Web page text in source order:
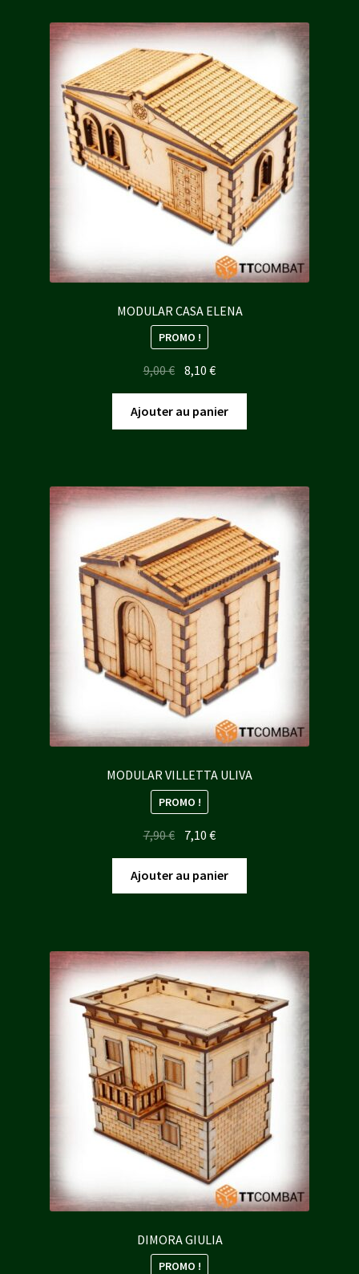
MODULAR CASA ELENA
PROMO !
9,00€ Le
prix
initial
était :
8,10€Le
prix
actuel
est :
Ajouter au panier
MODULAR VILLETTA ULIVA
PROMO !
7,90€ Le
initial
était :
7,10€Le
actuel
est :
Ajouter au panier
DIMORA GIULIA
PROMO !